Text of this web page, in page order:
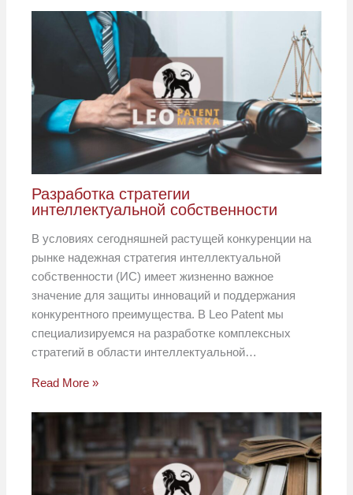
Разработка стратегии
интеллектуальной собственности
В условиях сегодняшней растущей конкуренции на
рынке надежная стратегия интеллектуальной
собственности (ИС) имеет жизненно важное
значение для защиты инноваций и поддержания
конкурентного преимущества. В Leo Patent мы
специализируемся на разработке комплексных
стратегий в области интеллектуальной…
Read More »